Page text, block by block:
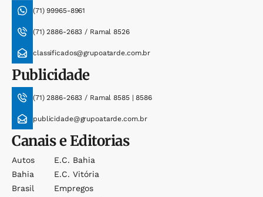
(71) 99965-8961
(71) 2886-2683 / Ramal 8526
classificados@grupoatarde.com.br
Publicidade
(71) 2886-2683 / Ramal 8585 | 8586
publicidade@grupoatarde.com.br
Canais e Editorias
Autos
Bahia
Brasil
E.c. Bahia
E.c. Vitória
Empregos